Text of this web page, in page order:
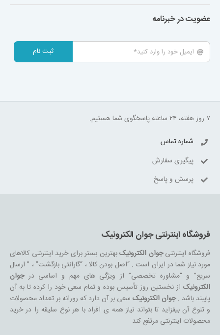
عضویت در خبرنامه
ثبت نام
۷ روز هفته، ۲۴ ساعته پاسخگوی شما هستیم.
شماره تماس
پیگیری سفارش
پرسش و پاسخ
فروشگاه اینترنتی جوان الکترونیک
فروشگاه اینترنتیجوان الکترونیکبهترین بستر برای خرید اینترنتی کالاهای
مورد نیاز شما در ایران است . “اصل بودن کالا ، “گارانتی بازگشت” ، ” ارسال
سریع” و “مشاوره تخصصی” از ویژگی های مهم و اساسی درجوان
الکترونیکاز نخستین روز تأسیس بوده و تمام سعی خود را کرده تا به آن
پایبند باشد .جوان الکترونیکسعی بر آن دارد که روزانه بر تعداد محصولات
و تنوع آن بیفزاید تا بتواند نیاز همه ی افراد با هر نوع سلیقه را در خرید
محصولات اینترنتی مرتفع کند.